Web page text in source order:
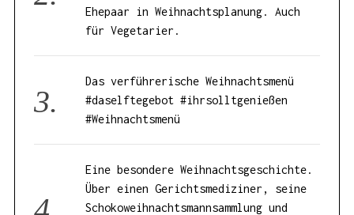
Ehepaar in Weihnachtsplanung. Auch
für Vegetarier.
Das verführerische Weihnachtsmenü
#daselftegebot #ihrsolltgenießen
#Weihnachtsmenü
Eine besondere Weihnachtsgeschichte.
Über einen Gerichtsmediziner, seine
Schokoweihnachtsmannsammlung und